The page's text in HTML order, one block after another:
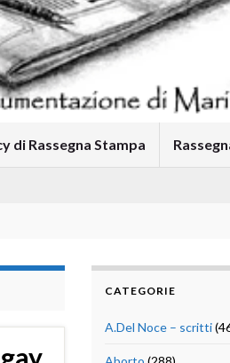
di Rassegna Stampa
CATEGORIE
A.Del Noce – scritti